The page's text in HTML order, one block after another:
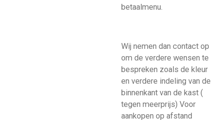
betaalmenu.
Wij nemen dan contact op
om de verdere wensen te
bespreken zoals de kleur
en verdere indeling van de
binnenkant van de kast (
tegen meerprijs) Voor
aankopen op afstand